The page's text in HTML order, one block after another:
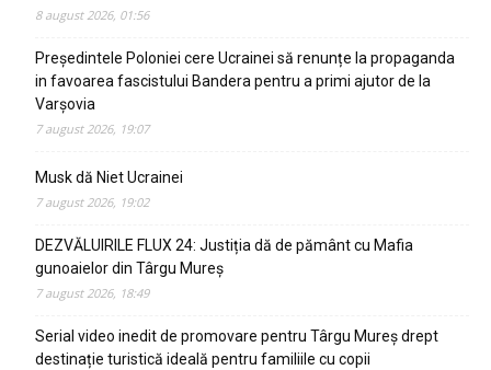
8 august 2026, 01:56
Președintele Poloniei cere Ucrainei să renunțe la propaganda
in favoarea fascistului Bandera pentru a primi ajutor de la
Varșovia
7 august 2026, 19:07
Musk dă Niet Ucrainei
7 august 2026, 19:02
DEZVĂLUIRILE FLUX 24: Justiția dă de pământ cu Mafia
gunoaielor din Târgu Mureș
7 august 2026, 18:49
Serial video inedit de promovare pentru Târgu Mureș drept
destinație turistică ideală pentru familiile cu copii